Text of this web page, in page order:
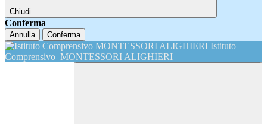
Chiudi
Conferma
Annulla Conferma
Istituto
Comprensivo MONTESSORI ALIGHIERI